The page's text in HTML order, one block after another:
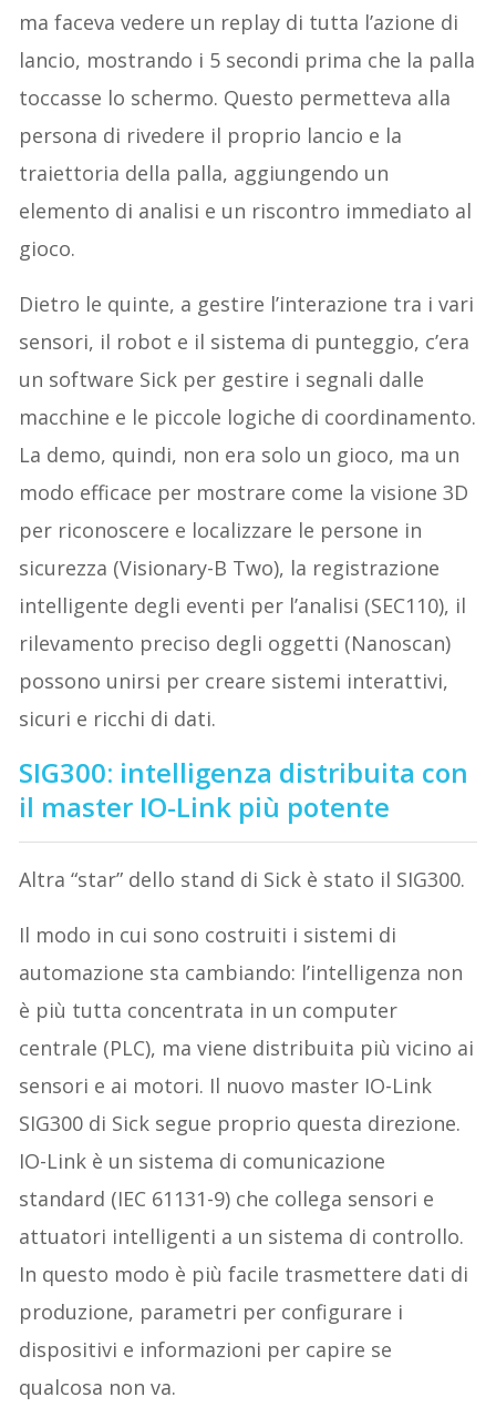
ma faceva vedere un replay di tutta l’azione di
lancio, mostrando i 5 secondi prima che la palla
toccasse lo schermo. Questo permetteva alla
persona di rivedere il proprio lancio e la
traiettoria della palla, aggiungendo un
elemento di analisi e un riscontro immediato al
gioco.
Dietro le quinte, a gestire l’interazione tra i vari
sensori, il robot e il sistema di punteggio, c’era
un software Sick per gestire i segnali dalle
macchine e le piccole logiche di coordinamento.
La demo, quindi, non era solo un gioco, ma un
modo efficace per mostrare come la visione 3D
per riconoscere e localizzare le persone in
sicurezza (Visionary-B Two), la registrazione
intelligente degli eventi per l’analisi (SEC110), il
rilevamento preciso degli oggetti (Nanoscan)
possono unirsi per creare sistemi interattivi,
sicuri e ricchi di dati.
SIG300: intelligenza distribuita con
il master IO-Link più potente
Altra “star” dello stand di Sick è stato il SIG300.
Il modo in cui sono costruiti i sistemi di
automazione sta cambiando: l’intelligenza non
è più tutta concentrata in un computer
centrale (PLC), ma viene distribuita più vicino ai
sensori e ai motori. Il nuovo master IO-Link
SIG300 di Sick segue proprio questa direzione.
IO-Link è un sistema di comunicazione
standard (IEC 61131-9) che collega sensori e
attuatori intelligenti a un sistema di controllo.
In questo modo è più facile trasmettere dati di
produzione, parametri per configurare i
dispositivi e informazioni per capire se
qualcosa non va.